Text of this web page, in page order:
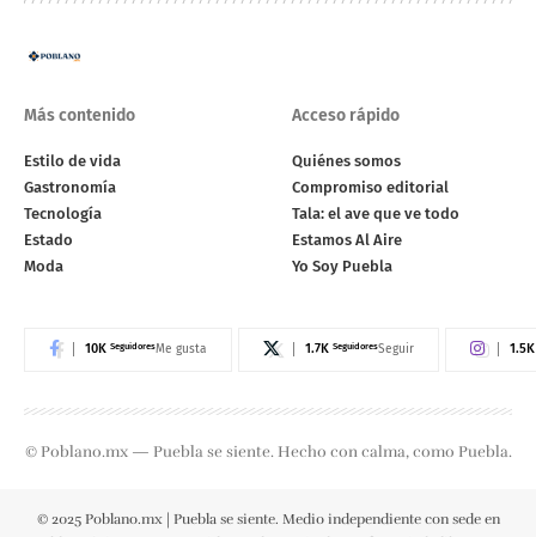
Más contenido
Estilo de vida
Gastronomía
Tecnología
Estado
Moda
Acceso rápido
Quiénes somos
Compromiso editorial
Tala: el ave que ve todo
Estamos Al Aire
Yo Soy Puebla
10K SeguidoresMe gusta 1.7K SeguidoresSeguir 1.5K
© Poblano.mx — Puebla se siente. Hecho con calma, como Puebla.
© 2025 Poblano.mx | Puebla se siente. Medio independiente con sede en